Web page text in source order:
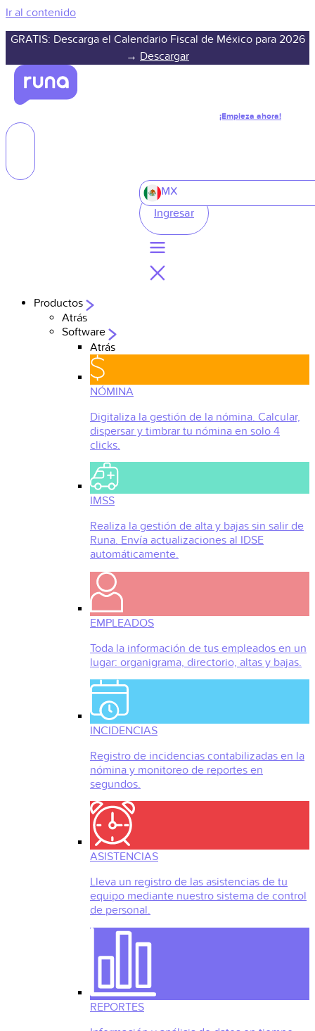
Ir al contenido
GRATIS: Descarga el Calendario Fiscal de México para 2026
→ Descargar
¡Empieza ahora!
MX
Ingresar
Productos
Atrás
Software
Atrás
NÓMINA
Digitaliza la gestión de la nómina. Calcular,
dispersar y timbrar tu nómina en solo 4
clicks.
IMSS
Realiza la gestión de alta y bajas sin salir de
Runa. Envía actualizaciones al IDSE
automáticamente.
EMPLEADOS
Toda la información de tus empleados en un
lugar: organigrama, directorio, altas y bajas.
INCIDENCIAS
Registro de incidencias contabilizadas en la
nómina y monitoreo de reportes en
segundos.
ASISTENCIAS
Lleva un registro de las asistencias de tu
equipo mediante nuestro sistema de control
de personal.
REPORTES